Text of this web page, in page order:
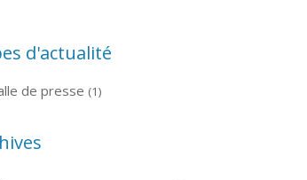
d'actualité
de presse (1)